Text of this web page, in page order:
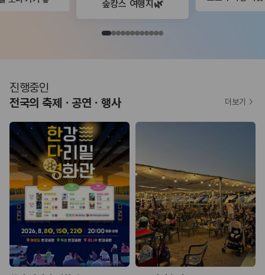
숲캉스 여행지🌿
진행중인
전국의 축제ㆍ공연ㆍ행사
더보기